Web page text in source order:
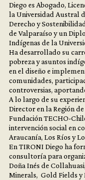
Diego es Abogado,
la Universidad Austral
Derecho y
de Valparaíso y un
Indígenas de la
Ha desarrollado su
pobreza y asuntos
en el diseño e
comunidades,
controversias,
A lo largo de su
Director en la Región
Fundación TECHO-
intervención social en
Araucanía, Los Ríos y
En TIRONI Diego ha
consultoría para
Doña Inés de
Minerals, Gold Fields y